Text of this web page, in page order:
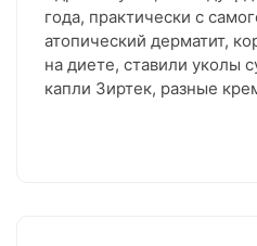
года, практически с
атопический дерматит,
на диете, ставили уколы
капли Зиртек, разные